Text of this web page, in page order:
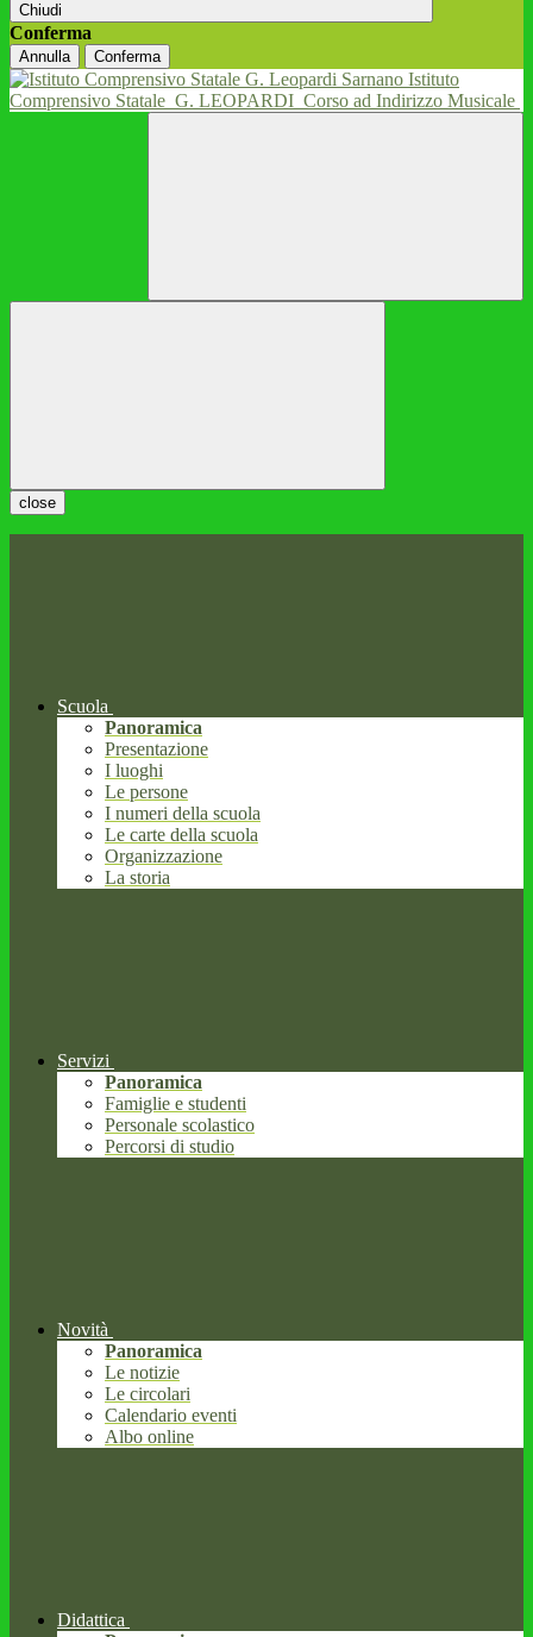
Chiudi
Conferma
Annulla Conferma
Istituto
Comprensivo Statale G. LEOPARDI Corso ad Indirizzo Musicale
close
Scuola
Panoramica
Presentazione
I luoghi
Le persone
I numeri della scuola
Le carte della scuola
Organizzazione
La storia
Servizi
Panoramica
Famiglie e studenti
Personale scolastico
Percorsi di studio
Novità
Panoramica
Le notizie
Le circolari
Calendario eventi
Albo online
Didattica